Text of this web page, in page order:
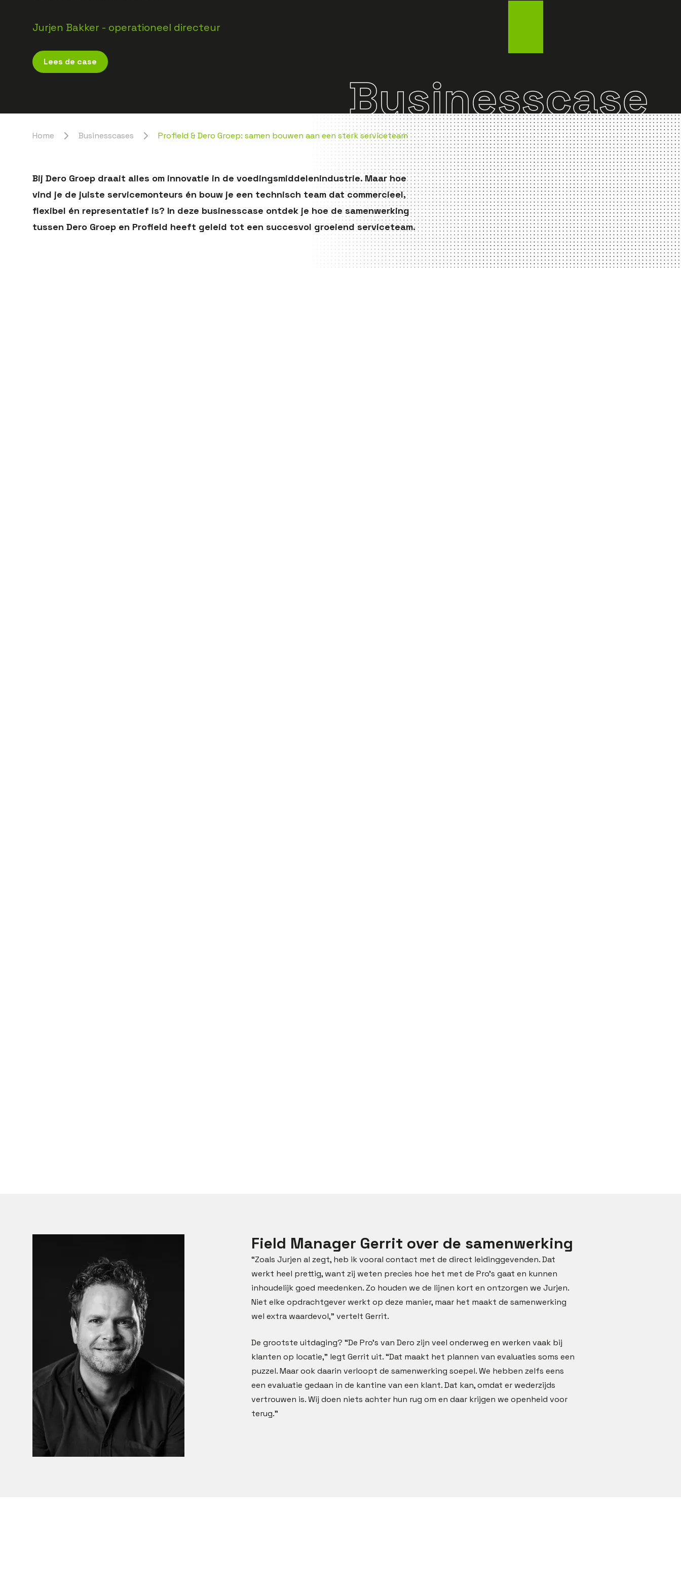
Jurjen Bakker - operationeel directeur
Lees de case
Businesscase
Home Businesscases Profield & Dero Groep: samen bouwen aan een sterk serviceteam
Bij Dero Groep draait alles om innovatie in de voedingsmiddelenindustrie. Maar hoe
vind je de juiste servicemonteurs én bouw je een technisch team dat commercieel,
flexibel én representatief is? In deze businesscase ontdek je hoe de samenwerking
tussen Dero Groep en Profield heeft geleid tot een succesvol groeiend serviceteam.
Field Manager Gerrit over de samenwerking
“Zoals Jurjen al zegt, heb ik vooral contact met de direct leidinggevenden. Dat
werkt heel prettig, want zij weten precies hoe het met de Pro’s gaat en kunnen
inhoudelijk goed meedenken. Zo houden we de lijnen kort en ontzorgen we Jurjen.
Niet elke opdrachtgever werkt op deze manier, maar het maakt de samenwerking
wel extra waardevol,” vertelt Gerrit.
De grootste uitdaging? “De Pro’s van Dero zijn veel onderweg en werken vaak bij
klanten op locatie,” legt Gerrit uit. “Dat maakt het plannen van evaluaties soms een
puzzel. Maar ook daarin verloopt de samenwerking soepel. We hebben zelfs eens
een evaluatie gedaan in de kantine van een klant. Dat kan, omdat er wederzijds
vertrouwen is. Wij doen niets achter hun rug om en daar krijgen we openheid voor
terug.”